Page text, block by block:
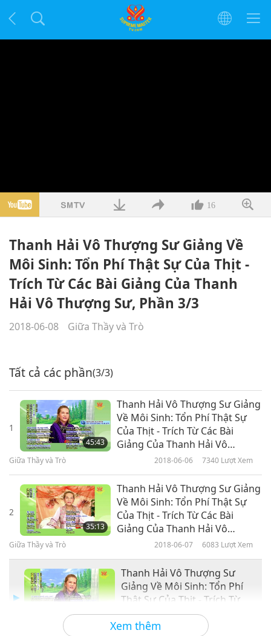
16
Thanh Hải Vô Thượng Sư Giảng Về
Môi Sinh: Tổn Phí Thật Sự Của Thịt -
Trích Từ Các Bài Giảng Của Thanh
Hải Vô Thượng Sư, Phần 3/3
2018-06-08 Giữa Thầy và Trò
Xem thêm
Tất cả các phần(3/3)
1
45:43
Thanh Hải Vô Thượng Sư Giảng
Về Môi Sinh: Tổn Phí Thật Sự
Của Thịt - Trích Từ Các Bài
Giảng Của Thanh Hải Vô
Thượng Sư, Phần 1/3
Giữa Thầy và Trò 2018-06-06 7340 Lượt Xem
2
35:13
Thanh Hải Vô Thượng Sư Giảng
Về Môi Sinh: Tổn Phí Thật Sự
Của Thịt - Trích Từ Các Bài
Giảng Của Thanh Hải Vô
Thượng Sư, Phần 2/3
Giữa Thầy và Trò 2018-06-07 6083 Lượt Xem
Thanh Hải Vô Thượng Sư
Giảng Về Môi Sinh: Tổn Phí
Thật Sự Của Thịt - Trích Từ
Các Bài Giảng Của Thanh Hải
Vô Thượng Sư, Phần 3/3
Giữa Thầy và Trò 2018-06-08 6673